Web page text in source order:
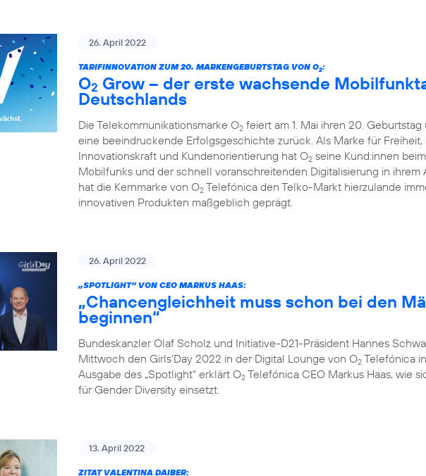
26. April 2022
TARIFINNOVATION ZUM 20. MARKENGEBURTSTAG VON O2:
O2 Grow – der erste wachsende
Deutschlands
Die Telekommunikationsmarke O2 feiert am 1. Mai ihren 20.
eine beeindruckende Erfolgsgeschichte zurück. Als Marke für Freiheit,
Innovationskraft und Kundenorientierung hat O2 seine Kund:innen
Mobilfunks und der schnell voranschreitenden Digitalisierung in ihrem
hat die Kernmarke von O2 Telefónica den Telko-Markt hierzulande
innovativen Produkten maßgeblich geprägt.
26. April 2022
„SPOTLIGHT“ VON CEO MARKUS HAAS:
„Chancengleichheit muss schon bei den
beginnen“
Bundeskanzler Olaf Scholz und Initiative-D21-Präsident Hannes
Mittwoch den Girls‘Day 2022 in der Digital Lounge von O2 Telefónica
Ausgabe des „Spotlight“ erklärt O2 Telefónica CEO Markus Haas, wie
für Gender Diversity einsetzt.
13. April 2022
ZITAT VALENTINA DAIBER: